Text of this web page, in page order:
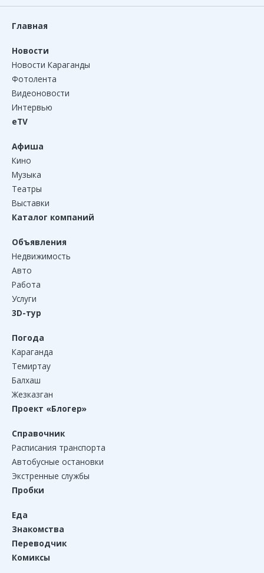
Главная
Новости
Новости Караганды
Фотолента
Видеоновости
Интервью
eTV
Афиша
Кино
Музыка
Театры
Выставки
Каталог компаний
Объявления
Недвижимость
Авто
Работа
Услуги
3D-тур
Погода
Караганда
Темиртау
Балхаш
Жезказган
Проект «Блогер»
Справочник
Расписания транспорта
Автобусные остановки
Экстренные службы
Пробки
Еда
Знакомства
Переводчик
Комиксы